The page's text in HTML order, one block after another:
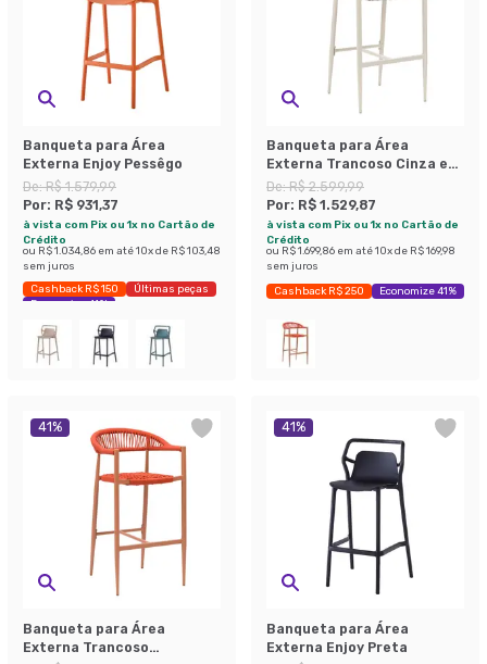
Banqueta para Área
Externa Enjoy Pessêgo
De:R$ 1.579,99
Por: R$ 931,37
à vista com Pix ou 1x no Cartão de
Crédito
ou R$ 1.034,86 em até10x de R$ 103,48
sem juros
Cashback R$ 150
Últimas peças
Economize 41%
Banqueta para Área
Externa Trancoso Cinza e
Areia
De:R$ 2.599,99
Por: R$ 1.529,87
à vista com Pix ou 1x no Cartão de
Crédito
ou R$ 1.699,86 em até10x de R$ 169,98
sem juros
Cashback R$ 250 Economize 41%
41%
Banqueta para Área
Externa Trancoso
41%
Banqueta para Área
Externa Enjoy Preta